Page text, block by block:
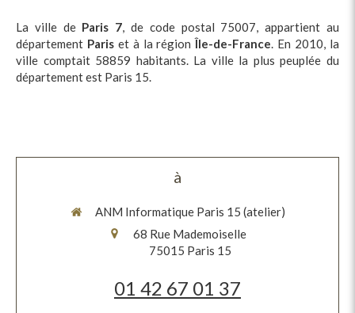
La ville de Paris 7, de code postal 75007, appartient au
département Pariset à la régionÎle-de-France. En 2010, la
ville comptait 58859 habitants. La ville la plus peuplée du
département est Paris 15.
à
ANM Informatique Paris 15 (atelier)
68 Rue Mademoiselle
75015 Paris 15
01 42 67 01 37